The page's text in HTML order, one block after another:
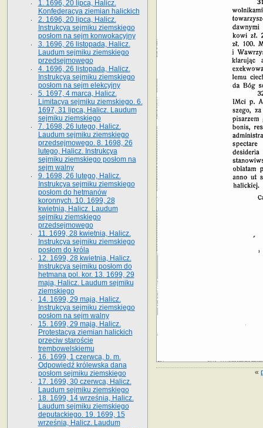
«
1. 1696, 20 lipca, Halicz.
Konfederacya ziemian halickich
2. 1696, 20 lipca, Halicz.
Instrukcya sejmiku ziemskiego
posłom na sejm konwokacyjny
3. 1696, 26 listopada, Halicz.
Laudum sejmiku ziemskiego
przedsejmowego
4. 1696, 26 listopada, Halicz.
Instrukcya sejmiku ziemskiego
posłom na sejm elekcyjny
5. 1697, 4 marca, Halicz.
Limitacya sejmiku ziemskiego. 6.
1697, 31 lipca, Halicz. Laudum
sejmiku ziemskiego
7. 1698, 26 lutego, Halicz.
Laudum sejmiku ziemskiego
przedsejmowego. 8. 1698, 26
lutego, Halicz. Instrukcya
sejmiku ziemskiego posłom na
sejm walny
9. 1698, 26 lutego, Halicz.
Instrukcya sejmiku ziemskiego
posłom do hetmanów
koronnych. 10. 1699, 28
kwietnia, Halicz. Laudum
sejmiku ziemskiego
przedsejmowego
11. 1699, 28 kwietnia, Halicz.
Instrukcya sejmiku ziemskiego
posłom do króla
12. 1699, 28 kwietnia, Halicz.
Instrukcya sejmiku posłom do
hetmana pol. kor. 13. 1699, 29
maja, Halicz. Laudum sejmiku
ziemskiego
14. 1699, 29 maja, Halicz.
Instrukcya sejmiku ziemskiego
posłom na sejm walny
15. 1699, 29 maja, Halicz.
Protestacya ziemian halickich
przeciw staroście
trembowelskiemu
16. 1699, 1 czerwca, b. m.
Odpowiedź królewska dana
posłom sejmiku ziemskiego
17. 1699, 30 czerwca, Halicz.
Laudum sejmiku ziemskiego
18. 1699, 14 września, Halicz.
Laudum sejmiku ziemskiego
deputackiego. 19. 1699, 15
września, Halicz. Laudum